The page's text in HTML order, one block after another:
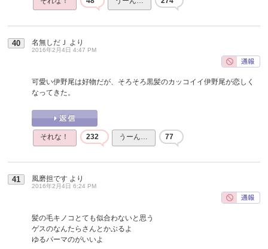
40 名無しだＪ より
2016年2月4日 4:47 PM
可愛い伊野尾は好物だが、そろそろ黒髪のカッコイイ伊野尾が恋しく
なってきた。
それな！ 232 うーん… 77
41 風磨担です より
2016年2月4日 6:24 PM
髪の毛キノコとても似合わないと思う
ゲスのなんたらさんとかぶるよ
ゆるパーマのがいいよ